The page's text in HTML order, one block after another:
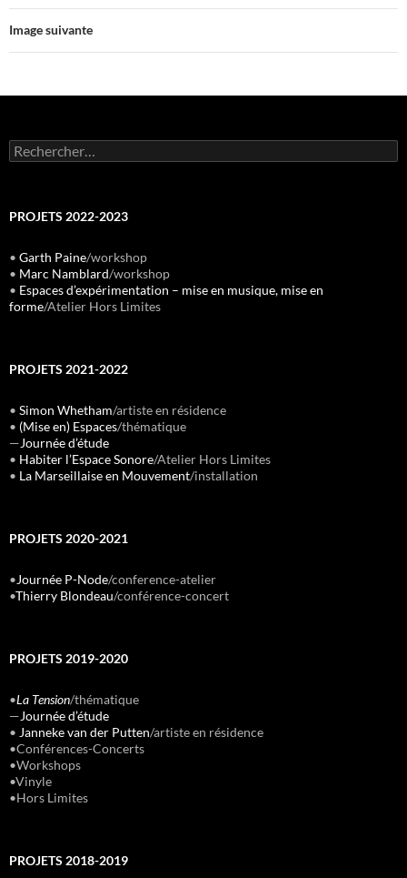
Image suivante
Rechercher :
PROJETS 2022-2023
• Garth Paine/workshop
• Marc Namblard/workshop
• Espaces d’expérimentation – mise en musique, mise en
forme/Atelier Hors Limites
PROJETS 2021-2022
• Simon Whetham/artiste en résidence
• (Mise en) Espaces/thématique
—Journée d’étude
• Habiter l’Espace Sonore/Atelier Hors Limites
• La Marseillaise en Mouvement/installation
PROJETS 2020-2021
•Journée P-Node/conference-atelier
•Thierry Blondeau/conférence-concert
PROJETS 2019-2020
•La Tension/thématique
—Journée d’étude
• Janneke van der Putten/artiste en résidence
•Conférences-Concerts
•Workshops
•Vinyle
•Hors Limites
PROJETS 2018-2019